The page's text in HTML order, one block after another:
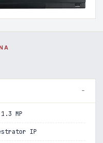
MP
IP